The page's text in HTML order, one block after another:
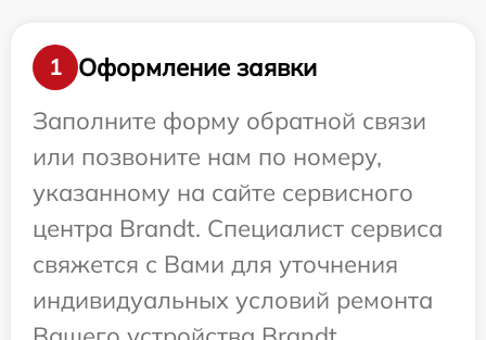
1
Оформление заявки
Заполните форму обратной связи
или позвоните нам по номеру,
указанному на сайте сервисного
центра Brandt. Специалист сервиса
свяжется с Вами для уточнения
индивидуальных условий ремонта